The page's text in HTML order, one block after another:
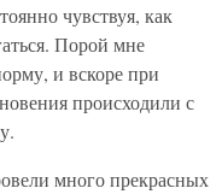
чувствуя, как
Порой мне
и вскоре при
происходили с
много прекрасных